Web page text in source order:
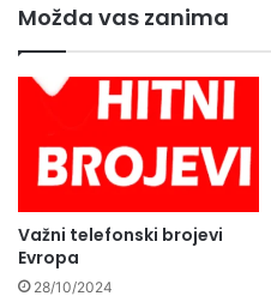
Možda vas zanima
Važni telefonski brojevi
Evropa
28/10/2024